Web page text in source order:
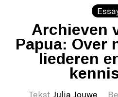
Archieven
Papua: Over
liederen
Tekst Julia Jouwe